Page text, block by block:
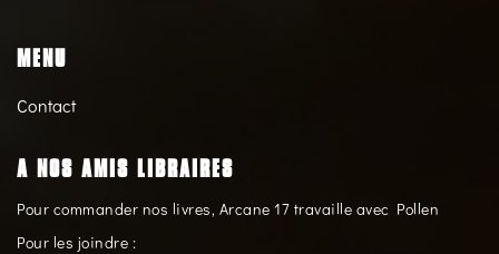
MENU
Contact
A NOS AMIS LIBRAIRES
Pour commander nos livres, Arcane 17 travaille avec Pollen
Pour les joindre :